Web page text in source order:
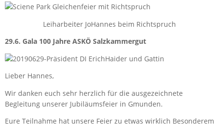
Leiharbeiter JoHannes beim Richtspruch
29.6. Gala 100 Jahre ASKÖ Salzkammergut
Lieber Hannes,
Wir danken euch sehr herzlich für die ausgezeichnete
Begleitung unserer Jubiläumsfeier in Gmunden.
Eure Teilnahme hat unsere Feier zu etwas wirklich Besonderem